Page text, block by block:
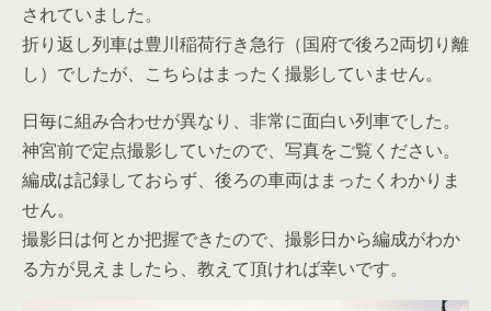
されていました。
折り返し列車は豊川稲荷行き急行（国府で後ろ2両切り離
し）でしたが、こちらはまったく撮影していません。
日毎に組み合わせが異なり、非常に面白い列車でした。
神宮前で定点撮影していたので、写真をご覧ください。
編成は記録しておらず、後ろの車両はまったくわかりま
せん。
撮影日は何とか把握できたので、撮影日から編成がわか
る方が見えましたら、教えて頂ければ幸いです。